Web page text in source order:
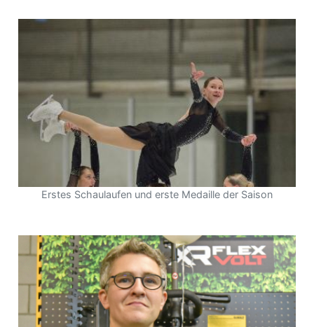
Erstes Schaulaufen und erste Medaille der Saison